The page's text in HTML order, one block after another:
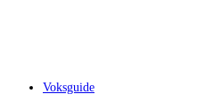
Voksguide